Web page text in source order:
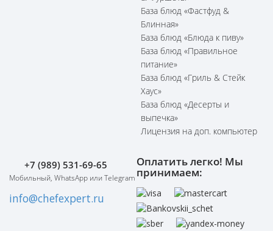
База блюд «Фастфуд &
Блинная»
База блюд «Блюда к пиву»
База блюд «Правильное
питание»
База блюд «Гриль & Стейк
Хаус»
База блюд «Десерты и
выпечка»
Лицензия на доп. компьютер
+7 (989) 531-69-65
Мобильный, WhatsApp или Telegram
info@chefexpert.ru
Оплатить легко! Мы
принимаем: